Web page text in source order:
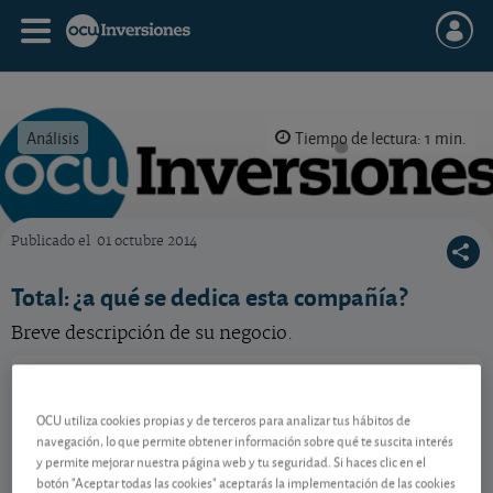
Análisis Tiempo de lectura: 1 min.
Publicado el 01 octubre 2014
Total: ¿a qué se dedica esta compañía?
Breve descripción de su negocio.
07/08/2026 París
-0,13 EUR (-0,17 %)
Ver detalladamente
OCU utiliza cookies propias y de terceros para analizar tus hábitos de
navegación, lo que permite obtener información sobre qué te suscita interés
y permite mejorar nuestra página web y tu seguridad. Si haces clic en el
botón "Aceptar todas las cookies" aceptarás la implementación de las cookies